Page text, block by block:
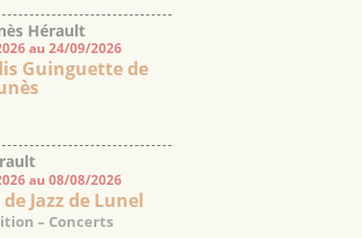
Hérault
au 24/09/2026
Guinguette de
au 08/08/2026
Jazz de Lunel
– Concerts